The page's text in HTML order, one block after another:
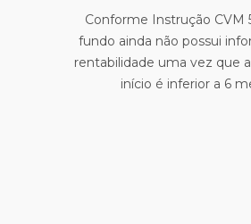
Conforme Instrução CVM
fundo ainda não possui
rentabilidade uma vez que
início é inferior a 6